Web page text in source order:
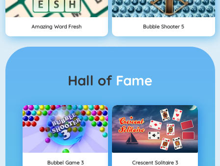
Amazing Word Fresh Bubble Shooter 5
Hall of Fame
Bubbel Game 3 Crescent Solitaire 3